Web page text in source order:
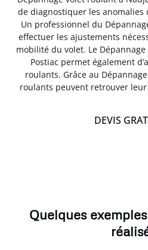
de diagnostiquer les anomalies
Un professionnel du
effectuer les ajustements
mobilité du volet. Le
Postiac permet également
roulants. Grâce au
roulants peuvent retrouver
DEVIS
Quelques